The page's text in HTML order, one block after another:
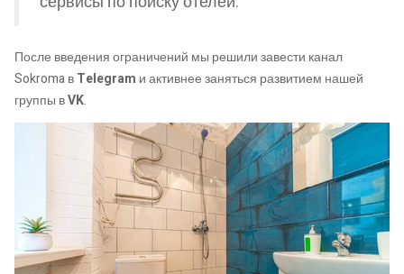
После введения ограничений мы решили завести канал
Sokroma вTelegram и активнее заняться развитием нашей
группы вVK.